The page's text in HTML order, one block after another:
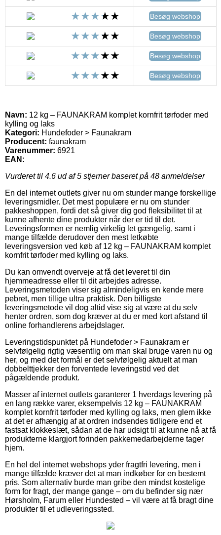
Besøg webshop
Besøg webshop
Besøg webshop
Besøg webshop
Navn: 12 kg – FAUNAKRAM komplet kornfrit tørfoder med
kylling og laks
Kategori: Hundefoder > Faunakram
Producent: faunakram
Varenummer: 6921
EAN:
Vurderet til 4.6 ud af 5 stjerner baseret på 48 anmeldelser
En del internet outlets giver nu om stunder mange forskellige
leveringsmidler. Det mest populære er nu om stunder
pakkeshoppen, fordi det så giver dig god fleksibilitet til at
kunne afhente dine produkter når der er tid til det.
Leveringsformen er nemlig virkelig let gængelig, samt i
mange tilfælde derudover den mest letkøbte
leveringsversion ved køb af 12 kg – FAUNAKRAM komplet
kornfrit tørfoder med kylling og laks.
Du kan omvendt overveje at få det leveret til din
hjemmeadresse eller til dit arbejdes adresse.
Leveringsmetoden viser sig almindeligvis en kende mere
pebret, men tillige ultra praktisk. Den billigste
leveringsmetode vil dog altid vise sig at være at du selv
henter ordren, som dog kræver at du er med kort afstand til
online forhandlerens arbejdslager.
Leveringstidspunktet på Hundefoder > Faunakram er
selvfølgelig rigtig væsentlig om man skal bruge varen nu og
her, og med det formål er det selvfølgelig aktuelt at man
dobbelttjekker den forventede leveringstid ved det
pågældende produkt.
Masser af internet outlets garanterer 1 hverdags levering på
en lang række varer, eksempelvis 12 kg – FAUNAKRAM
komplet kornfrit tørfoder med kylling og laks, men glem ikke
at det er afhængig af at ordren indsendes tidligere end et
fastsat klokkeslæt, sådan at de har udsigt til at kunne nå at få
produkterne klargjort forinden pakkemedarbejderne tager
hjem.
En hel del internet webshops yder fragtfri levering, men i
mange tilfælde kræver det at man indkøber for en bestemt
pris. Som alternativ burde man gribe den mindst kostelige
form for fragt, der mange gange – om du befinder sig nær
Hørsholm, Farum eller Hundested – vil være at få bragt dine
produkter til et udleveringssted.